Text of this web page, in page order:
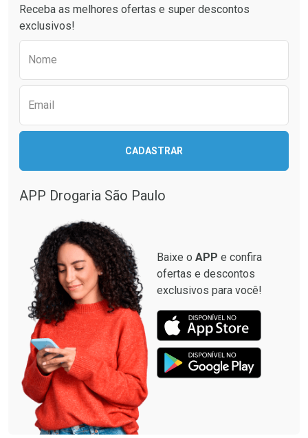
Comprar sem Desconto
Comprar sem Desconto
Comprar sem Desconto
Comprar sem Desconto
Receba as melhores ofertas e super descontos
exclusivos!
Nome
Email
CADASTRAR
APP Drogaria São Paulo
Baixe o APP e confira
ofertas e descontos
exclusivos para você!